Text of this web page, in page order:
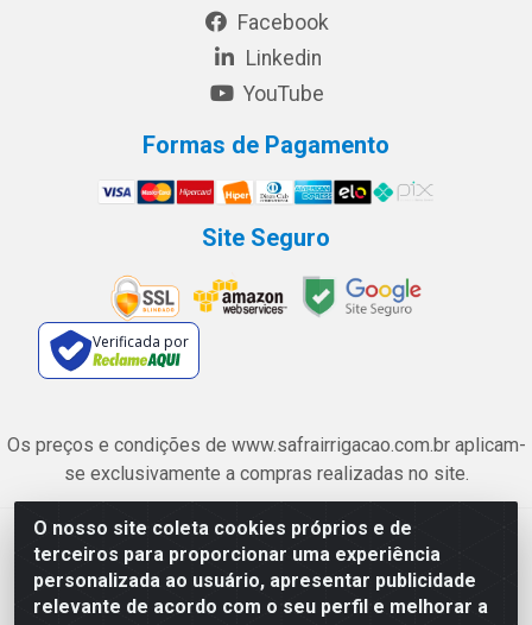
O nosso site coleta cookies próprios e de
terceiros para proporcionar uma experiência
personalizada ao usuário, apresentar publicidade
relevante de acordo com o seu perfil e melhorar a
Facebook
Linkedin
YouTube
Formas de Pagamento
Site Seguro
Verificada por
Os preços e condições de www.safrairrigacao.com.br aplicam-
se exclusivamente a compras realizadas no site.
Safra Agrícola e Pecuária LTDA - Avenida Castelo Branco, 5330 -
Esplanada dos Anicuns, Goiânia/GO - CEP 74.433-205 - CNPJ
06.315.490/0001-00